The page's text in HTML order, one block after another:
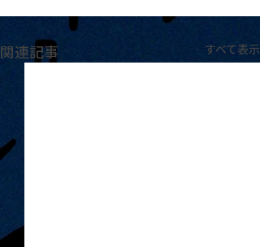
関連記事 すべて表示